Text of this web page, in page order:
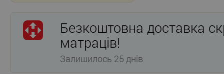
Безкоштовна доставка
матраців!
Залишилось 25 днів